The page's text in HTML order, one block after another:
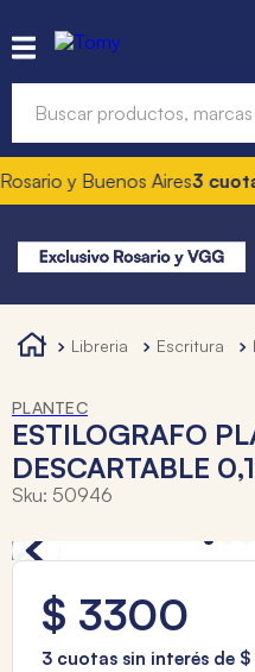
y Buenos Aires3
libreria escritura
PLANTEC
ESTILOGRAFO
DESCARTABLE
Sku: 50946
$ 3300
3 cuotas sin interés de $
Términos más
1.
hot wheels
3